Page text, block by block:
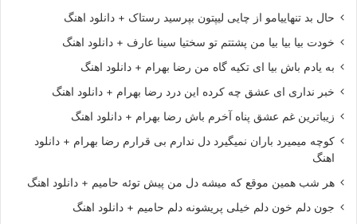
حال بد تنهاییامو از چایی لیپتون بپرسید رستاک + دانلود اهنگ
خودت بیا بیا بیا من پشتتم تو سختیا سینا عارف + دانلود اهنگ
به یادم باش بیا ای تکیه گاه من رضا بهرام + دانلود اهنگ
خبر نداری ای عشق چه کرده این درد رضا بهرام + دانلود اهنگ
زیباترین غم عشق پناه آخرم باش رضا بهرام + دانلود اهنگ
کوچه میمیرد باران نمیگیرد دل ندارم بی قرارم رضا بهرام + دانلود
اهنگ
هر شب همین موقع که میشه دل من پیش توئه حامیم + دانلود اهنگ
جون دلم خون دلم خیلی پریشونه دلم حامیم + دانلود اهنگ